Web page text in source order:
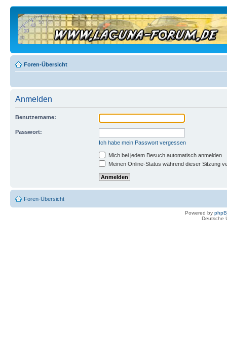
Foren-Übersicht
Anmelden
Benutzername:
Passwort:
Ich habe mein Passwort vergessen
Mich bei jedem Besuch automatisch anmelden
Meinen Online-Status während dieser Sitzung
Foren-Übersicht
Powered by
Deutsche